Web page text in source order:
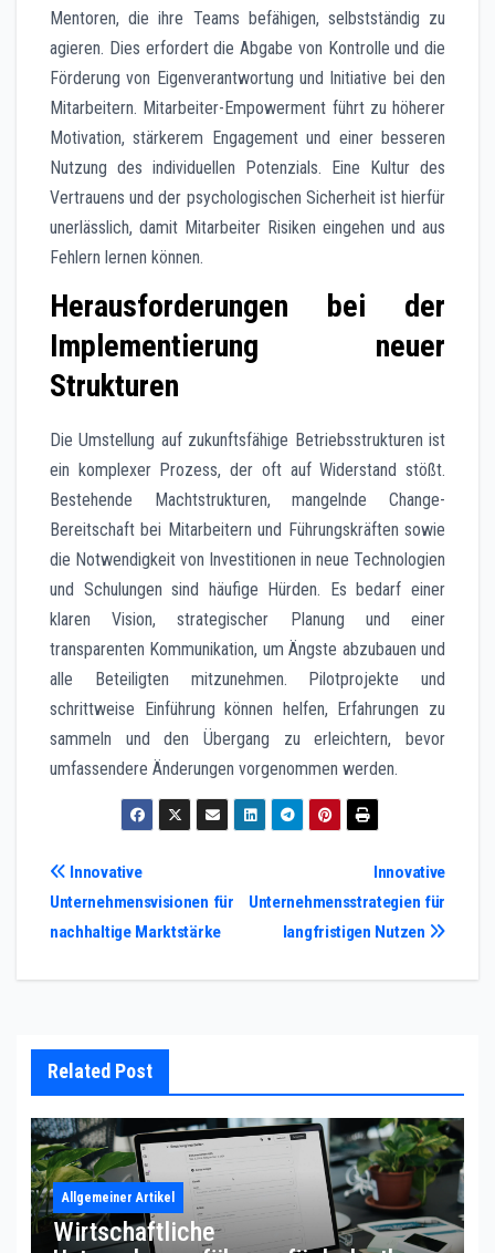
Mentoren, die ihre Teams befähigen, selbstständig zu
agieren. Dies erfordert die Abgabe von Kontrolle und die
Förderung von Eigenverantwortung und Initiative bei den
Mitarbeitern. Mitarbeiter-Empowerment führt zu höherer
Motivation, stärkerem Engagement und einer besseren
Nutzung des individuellen Potenzials. Eine Kultur des
Vertrauens und der psychologischen Sicherheit ist hierfür
unerlässlich, damit Mitarbeiter Risiken eingehen und aus
Fehlern lernen können.
Herausforderungen bei der
Implementierung neuer
Strukturen
Die Umstellung auf zukunftsfähige Betriebsstrukturen ist
ein komplexer Prozess, der oft auf Widerstand stößt.
Bestehende Machtstrukturen, mangelnde Change-
Bereitschaft bei Mitarbeitern und Führungskräften sowie
die Notwendigkeit von Investitionen in neue Technologien
und Schulungen sind häufige Hürden. Es bedarf einer
klaren Vision, strategischer Planung und einer
transparenten Kommunikation, um Ängste abzubauen und
alle Beteiligten mitzunehmen. Pilotprojekte und
schrittweise Einführung können helfen, Erfahrungen zu
sammeln und den Übergang zu erleichtern, bevor
umfassendere Änderungen vorgenommen werden.
Post
navigation
Innovative
Unternehmensstrategien für
langfristigen Nutzen
Innovative
Unternehmensvisionen für
nachhaltige Marktstärke
Related Post
Allgemeiner Artikel
Wirtschaftliche